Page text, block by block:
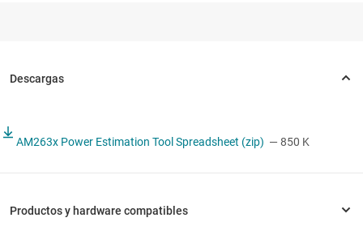
AM263x Power Estimation Tool Spreadsheet (zip) — 850 K